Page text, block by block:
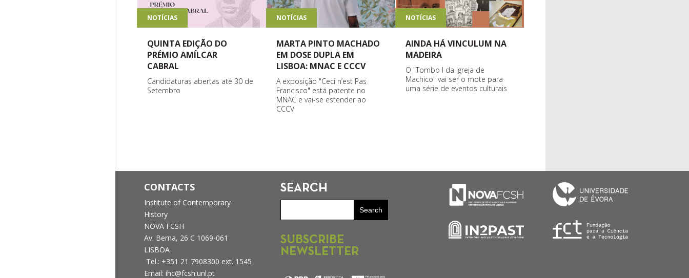
NOTÍCIAS
QUINTA EDIÇÃO DO
PRÉMIO AMÍLCAR
CABRAL
Candidaturas abertas até 30 de
Setembro
NOTÍCIAS
MARTA PINTO MACHADO
EM DOSE DUPLA EM
LISBOA: MNAC E CCCV
A exposição "Ceci n’est Pas
Francisco" está patente no
MNAC e vai-se estender ao
CCCV
NOTÍCIAS
AINDA HÁ VINCULUM NA
MADEIRA
O "Tombo I da Igreja de
Machico" vai ser o mote para
uma série de eventos culturais
CONTACTS
Institute of Contemporary
History
NOVA FCSH
Av. Berna, 26 C 1069-061
LISBOA
Tel.: +351 21 7908300 ext. 1545
Email: ihc@fcsh.unl.pt
SEARCH
SUBSCRIBE
NEWSLETTER